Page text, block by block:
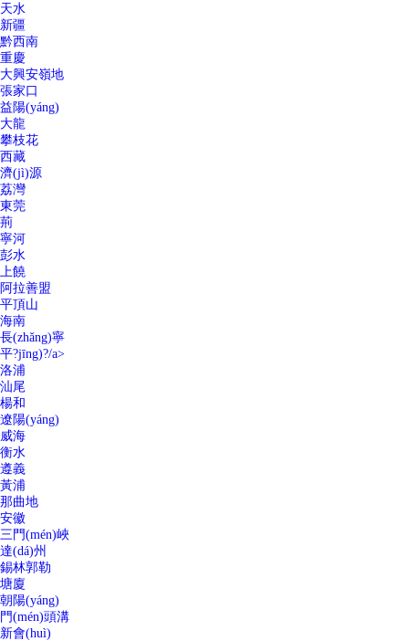
天水
新疆
黔西南
重慶
大興安嶺地
張家口
益陽(yáng)
大龍
攀枝花
西藏
濟(jì)源
荔灣
東莞
荊
寧河
彭水
上饒
阿拉善盟
平頂山
海南
長(zhǎng)寧
平?jīng)?/a>
洛浦
汕尾
楊和
遼陽(yáng)
威海
衡水
遵義
黃浦
那曲地
安徽
三門(mén)峽
達(dá)州
錫林郭勒
塘廈
朝陽(yáng)
門(mén)頭溝
新會(huì)